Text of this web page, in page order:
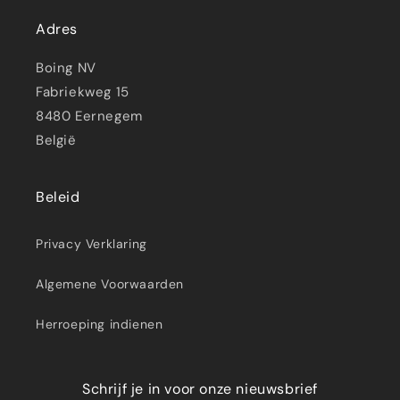
Adres
Boing NV
Fabriekweg 15
8480 Eernegem
België
Beleid
Privacy Verklaring
Algemene Voorwaarden
Herroeping indienen
Schrijf je in voor onze nieuwsbrief